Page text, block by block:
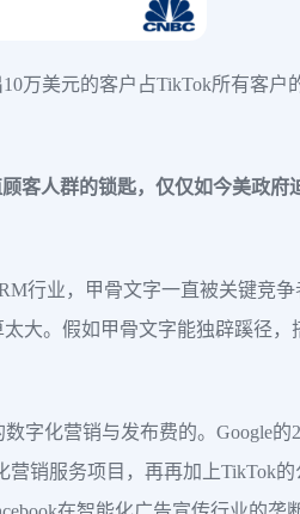
万美元的客户占TikTok所有客户
客人群的锁匙，仅仅如今美政府
行业，甲骨文字一直被关键竞争
大。假如甲骨文字能独辟蹊径，
字化营销与发布费的。Google的
销服务项目，再再加上TikTok